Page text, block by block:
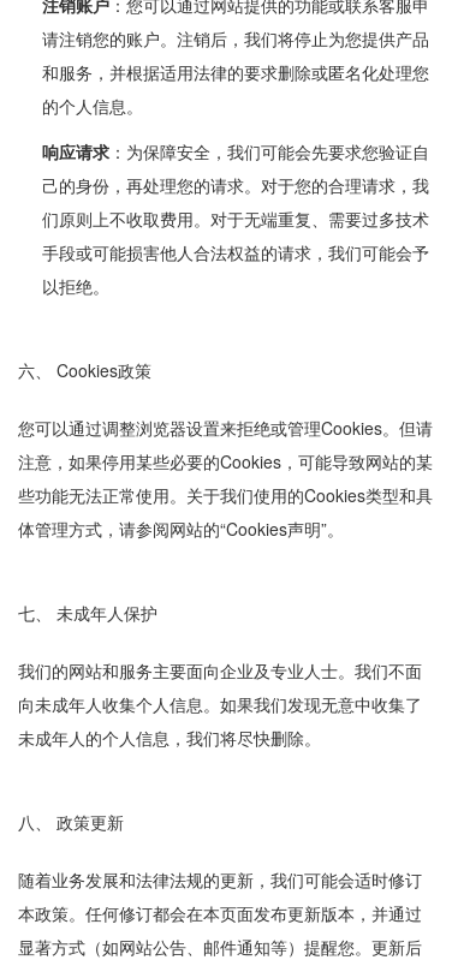
注销账户 ：您可以通过网站提供的功能或联系客服申
请注销您的账户。注销后，我们将停止为您提供产品
和服务，并根据适用法律的要求删除或匿名化处理您
的个人信息。
响应请求 ：为保障安全，我们可能会先要求您验证自
己的身份，再处理您的请求。对于您的合理请求，我
们原则上不收取费用。对于无端重复、需要过多技术
手段或可能损害他人合法权益的请求，我们可能会予
以拒绝。
六、 Cookies政策
您可以通过调整浏览器设置来拒绝或管理Cookies。但请
注意，如果停用某些必要的Cookies，可能导致网站的某
些功能无法正常使用。关于我们使用的Cookies类型和具
体管理方式，请参阅网站的“Cookies声明”。
七、 未成年人保护
我们的网站和服务主要面向企业及专业人士。我们不面
向未成年人收集个人信息。如果我们发现无意中收集了
未成年人的个人信息，我们将尽快删除。
八、 政策更新
随着业务发展和法律法规的更新，我们可能会适时修订
本政策。任何修订都会在本页面发布更新版本，并通过
显著方式（如网站公告、邮件通知等）提醒您。更新后